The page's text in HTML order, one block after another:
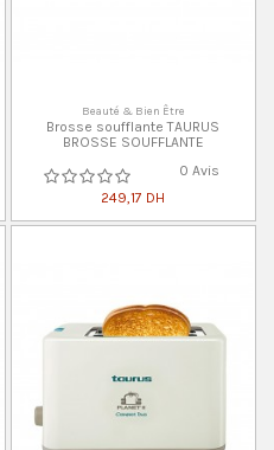
Beauté & Bien Être
Brosse soufflante TAURUS
BROSSE SOUFFLANTE
0 Avis
249,17 DH